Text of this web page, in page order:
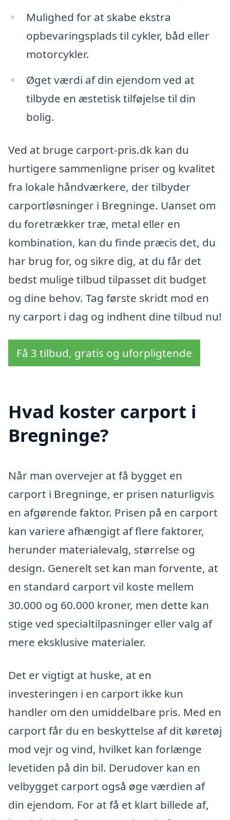
Mulighed for at skabe ekstra
opbevaringsplads til cykler, båd eller
motorcykler.
Øget værdi af din ejendom ved at
tilbyde en æstetisk tilføjelse til din
bolig.
Ved at bruge carport-pris.dk kan du
hurtigere sammenligne priser og kvalitet
fra lokale håndværkere, der tilbyder
carportløsninger i Bregninge. Uanset om
du foretrækker træ, metal eller en
kombination, kan du finde præcis det, du
har brug for, og sikre dig, at du får det
bedst mulige tilbud tilpasset dit budget
og dine behov. Tag første skridt mod en
ny carport i dag og indhent dine tilbud nu!
Få 3 tilbud, gratis og uforpligtende
Hvad koster carport i
Bregninge?
Når man overvejer at få bygget en
carport i Bregninge, er prisen naturligvis
en afgørende faktor. Prisen på en carport
kan variere afhængigt af flere faktorer,
herunder materialevalg, størrelse og
design. Generelt set kan man forvente, at
en standard carport vil koste mellem
30.000 og 60.000 kroner, men dette kan
stige ved specialtilpasninger eller valg af
mere eksklusive materialer.
Det er vigtigt at huske, at en
investeringen i en carport ikke kun
handler om den umiddelbare pris. Med en
carport får du en beskyttelse af dit køretøj
mod vejr og vind, hvilket kan forlænge
levetiden på din bil. Derudover kan en
velbygget carport også øge værdien af
din ejendom. For at få et klart billede af,